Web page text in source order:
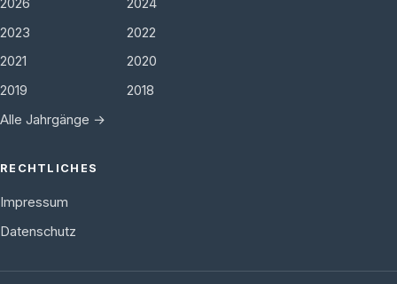
2026
2024
2023
2022
2021
2020
2019
2018
Alle Jahrgänge →
RECHTLICHES
Impressum
Datenschutz